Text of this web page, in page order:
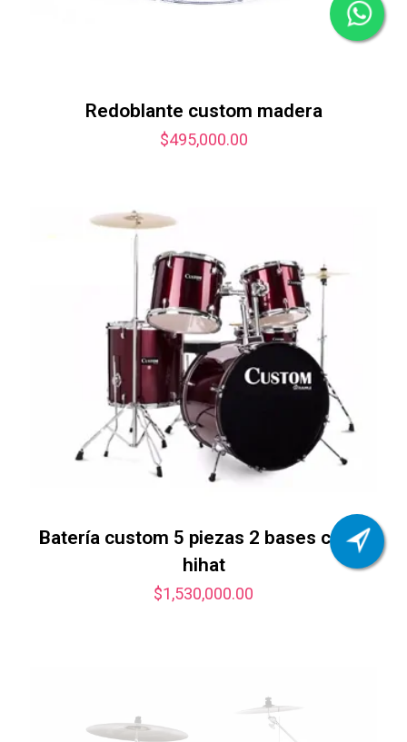
Redoblante custom madera
$495,000.00
Batería custom 5 piezas 2 bases crash
hihat
$1,530,000.00